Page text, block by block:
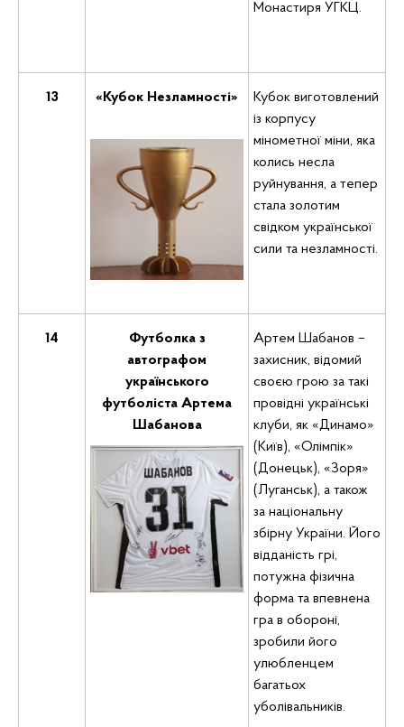
Монастиря УГКЦ.
13 «Кубок Незламності»
Кубок виготовлений
із корпусу
мінометної міни, яка
колись несла
руйнування, а тепер
стала золотим
свідком української
сили та незламності.
14
Футболка з
автографом
українського
футболіста Артема
Шабанова
Артем Шабанов –
захисник, відомий
своєю грою за такі
провідні українські
клуби, як «Динамо»
(Київ), «Олімпік»
(Донецьк), «Зоря»
(Луганськ), а також
за національну
збірну України. Його
відданість грі,
потужна фізична
форма та впевнена
гра в обороні,
зробили його
улюбленцем
багатьох
уболівальників.